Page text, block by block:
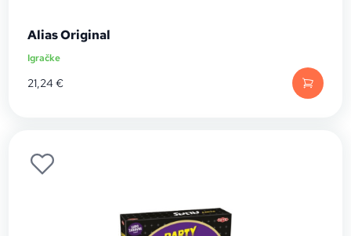
Alias Original
Igračke
21,24€